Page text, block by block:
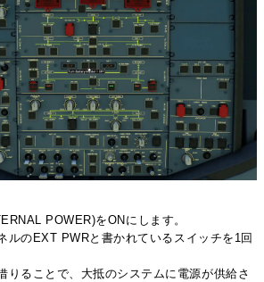
POWER)をONにします。
ルのEXT PWRと書かれているスイッチを1回
りることで、大抵のシステムに電源が供給さ